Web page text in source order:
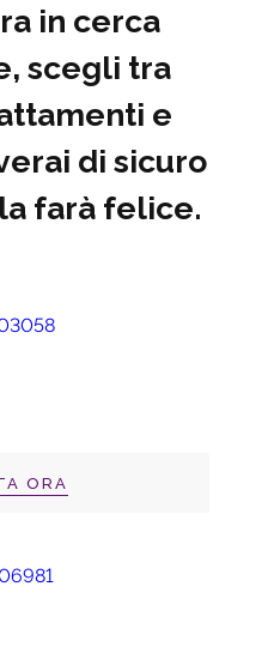
in cerca
scegli tra
e
di sicuro
farà felice.
ORA